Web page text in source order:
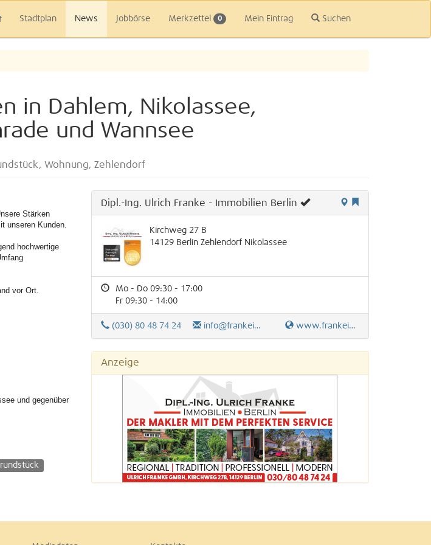
Stadtplan News Jobbörse Merkzettel 0 Mein Eintrag Suchen
in Dahlem, Nikolassee,
und Wannsee
Wohnung, Zehlendorf
Stärken
unseren Kunden.
hochwertige
vor Ort.
und gegenüber
Dipl.-Ing. Ulrich Franke - Immobilien Berlin
Kirchweg 27 B
14129 Berlin ZehlendorfNikolassee
Mo - Do 09:30 - 17:00
Fr 09:30 - 14:00
(030) 80 48 74 24 info@frankeimmobilien.estate www.frankeimmobilien.estate
Anzeige